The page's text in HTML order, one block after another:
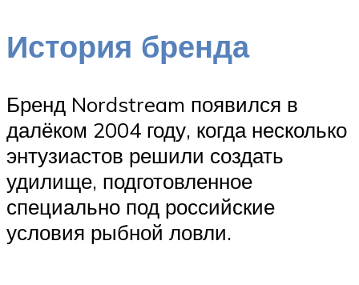
История бренда
Бренд Nordstream появился в
далёком 2004 году, когда несколько
энтузиастов решили создать
удилище, подготовленное
специально под российские
условия рыбной ловли.